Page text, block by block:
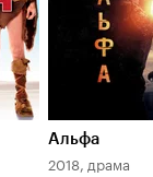
Альфа
2018, драма